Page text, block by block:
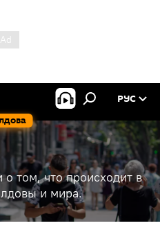
РУС
о том, что происходит в
и мира.